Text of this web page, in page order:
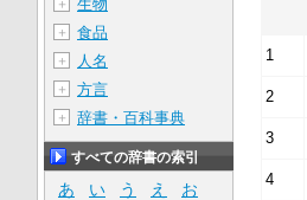
1
2
3
4
＋ 生物
＋ 食品
＋ 人名
＋ 方言
＋ 辞書・百科事典
すべての辞書の索引
あ い う え
お